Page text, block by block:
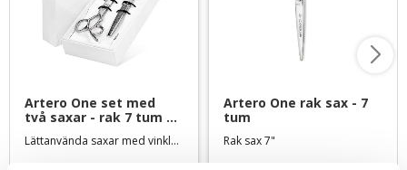
Artero One set med
två saxar - rak 7 tum
och effiler 7,5 tum
Lättanvända saxar med vinklat tumgrepp
Artero One rak sax - 7
tum
Rak sax 7"